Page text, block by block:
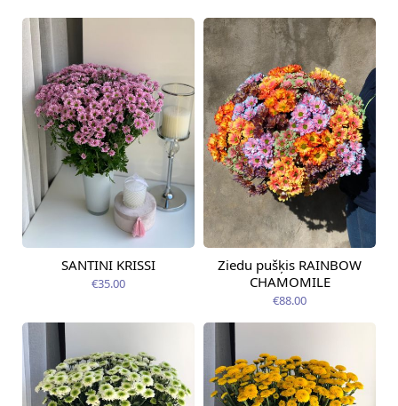
Pieejams šodien
SANTINI KRISSI
€35.00
Pieejams šodien
Ziedu pušķis RAINBOW
CHAMOMILE
€88.00